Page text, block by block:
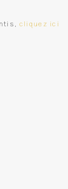
cliquez ici